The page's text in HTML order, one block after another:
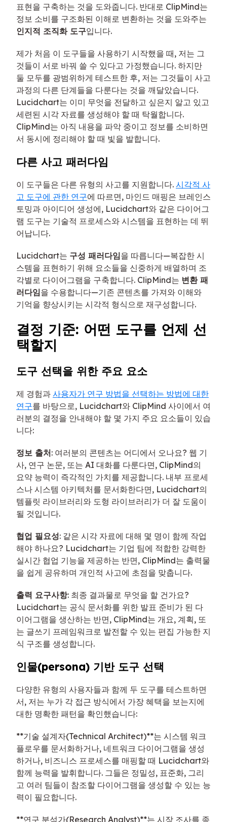
표현을 구축하는 것을 도와줍니다. 반대로 ClipMind는
정보 소비를 구조화된 이해로 변환하는 것을 도와주는
인지적 조직화 도구입니다.
제가 처음 이 도구들을 사용하기 시작했을 때, 저는 그
것들이 서로 바꿔 쓸 수 있다고 가정했습니다. 하지만
둘 모두를 광범위하게 테스트한 후, 저는 그것들이 사고
과정의 다른 단계들을 다룬다는 것을 깨달았습니다.
Lucidchart는 이미 무엇을 전달하고 싶은지 알고 있고
세련된 시각 자료를 생성해야 할 때 탁월합니다.
ClipMind는 아직 내용을 파악 중이고 정보를 소비하면
서 동시에 정리해야 할 때 빛을 발합니다.
다른 사고 패러다임
이 도구들은 다른 유형의 사고를 지원합니다. 시각적 사
고 도구에 관한 연구에 따르면, 마인드 매핑은 브레인스
토밍과 아이디어 생성에, Lucidchart와 같은 다이어그
램 도구는 기술적 프로세스와 시스템을 표현하는 데 뛰
어납니다.
Lucidchart는 구성 패러다임을 따릅니다—복잡한 시
스템을 표현하기 위해 요소들을 신중하게 배열하며 조
각별로 다이어그램을 구축합니다. ClipMind는 변환 패
러다임을 수용합니다—기존 콘텐츠를 가져와 이해와
기억을 향상시키는 시각적 형식으로 재구성합니다.
결정 기준: 어떤 도구를 언제 선
택할지
도구 선택을 위한 주요 요소
제 경험과 사용자가 연구 방법을 선택하는 방법에 대한
연구를 바탕으로, Lucidchart와 ClipMind 사이에서 여
러분의 결정을 안내해야 할 몇 가지 주요 요소들이 있습
니다:
정보 출처: 여러분의 콘텐츠는 어디에서 오나요? 웹 기
사, 연구 논문, 또는 AI 대화를 다룬다면, ClipMind의
요약 능력이 즉각적인 가치를 제공합니다. 내부 프로세
스나 시스템 아키텍처를 문서화한다면, Lucidchart의
템플릿 라이브러리와 도형 라이브러리가 더 잘 도움이
될 것입니다.
협업 필요성: 같은 시각 자료에 대해 몇 명이 함께 작업
해야 하나요? Lucidchart는 기업 팀에 적합한 강력한
실시간 협업 기능을 제공하는 반면, ClipMind는 출력물
을 쉽게 공유하며 개인적 사고에 초점을 맞춥니다.
출력 요구사항: 최종 결과물로 무엇을 할 건가요?
Lucidchart는 공식 문서화를 위한 발표 준비가 된 다
이어그램을 생산하는 반면, ClipMind는 개요, 계획, 또
는 글쓰기 프레임워크로 발전할 수 있는 편집 가능한 지
식 구조를 생성합니다.
인물(persona) 기반 도구 선택
다양한 유형의 사용자들과 함께 두 도구를 테스트하면
서, 저는 누가 각 접근 방식에서 가장 혜택을 보는지에
대한 명확한 패턴을 확인했습니다:
**기술 설계자(Technical Architect)**는 시스템 워크
플로우를 문서화하거나, 네트워크 다이어그램을 생성
하거나, 비즈니스 프로세스를 매핑할 때 Lucidchart와
함께 능력을 발휘합니다. 그들은 정밀성, 표준화, 그리
고 여러 팀들이 참조할 다이어그램을 생성할 수 있는 능
력이 필요합니다.
**연구 분석가(Research Analyst)**는 시장 조사를 종